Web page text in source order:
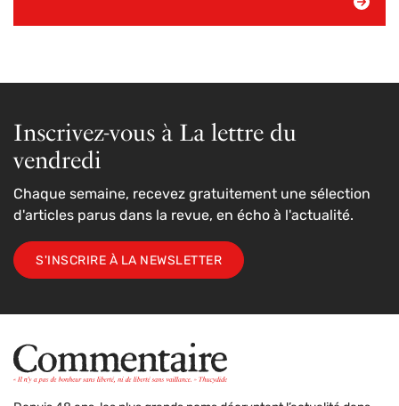
Inscrivez-vous à La lettre du
vendredi
Chaque semaine, recevez gratuitement une sélection
d'articles parus dans la revue, en écho à l'actualité.
S'INSCRIRE À LA NEWSLETTER